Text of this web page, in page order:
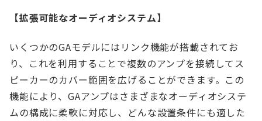
【拡張可能なオーディオシステム】
いくつかのGAモデルにはリンク機能が搭載されてお
り、これを利用することで複数のアンプを接続してス
ピーカーのカバー範囲を広げることができます。この
機能により、GAアンプはさまざまなオーディオシステ
ムの構成に柔軟に対応し、どんな設置条件にも適した